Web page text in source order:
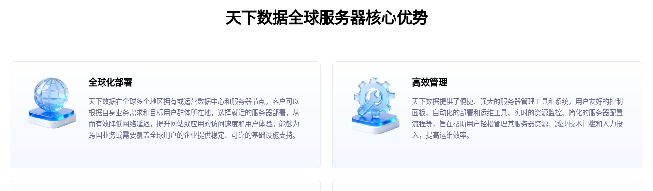
天下数据全球服务器核心优势
全球化部署
天下数据在全球多个地区拥有或运营数据中心和服务器节点。客户可以
根据自身业务需求和目标用户群体所在地，选择就近的服务器部署，从
而有效降低网络延迟，提升网站或应用的访问速度和用户体验。能够为
跨国业务或需要覆盖全球用户的企业提供稳定、可靠的基础设施支持。
高效管理
天下数据提供了便捷、强大的服务器管理工具和系统。用户友好的控制
面板、自动化的部署和运维工具、实时的资源监控、简化的服务器配置
流程等，旨在帮助用户轻松管理其服务器资源，减少技术门槛和人力投
入，提高运维效率。